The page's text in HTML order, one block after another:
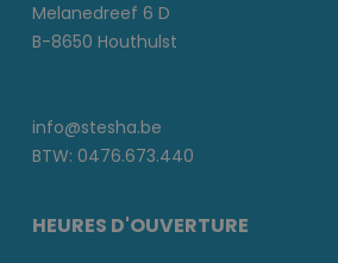
Melanedreef 6 D
B-8650 Houthulst
info@stesha.be
BTW: 0476.673.440
HEURES D'OUVERTURE